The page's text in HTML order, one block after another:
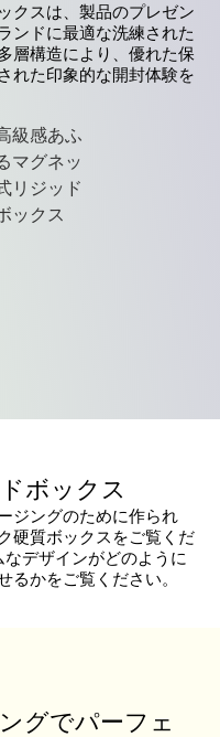
クスは、製品のプレゼン
ンドに最適な洗練された
層構造により、優れた保
れた印象的な開封体験を
ボックス
ジングのために作られ
硬質ボックスをご覧くだ
デザインがどのように
るかをご覧ください。
グでパーフェ